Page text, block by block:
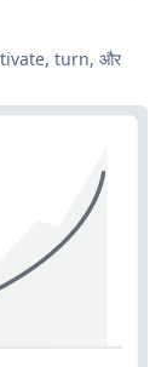
turn, और